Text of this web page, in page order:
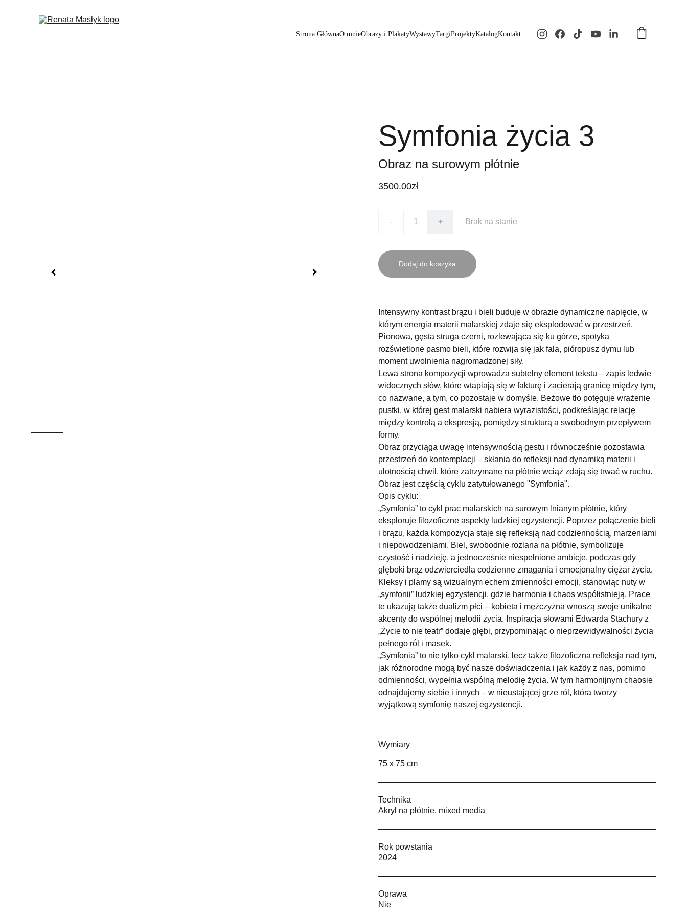
Strona GłównaO mnieObrazy i PlakatyWystawyTargiProjektyKatalogKontakt
Symfonia życia 3
Obraz na surowym płótnie
3500.00zł
- + Brak na stanie
Dodaj do koszyka
Intensywny kontrast brązu i bieli buduje w obrazie dynamiczne napięcie, w
którym energia materii malarskiej zdaje się eksplodować w przestrzeń.
Pionowa, gęsta struga czerni, rozlewająca się ku górze, spotyka
rozświetlone pasmo bieli, które rozwija się jak fala, pióropusz dymu lub
moment uwolnienia nagromadzonej siły.
Lewa strona kompozycji wprowadza subtelny element tekstu – zapis ledwie
widocznych słów, które wtapiają się w fakturę i zacierają granicę między tym,
co nazwane, a tym, co pozostaje w domyśle. Beżowe tło potęguje wrażenie
pustki, w której gest malarski nabiera wyrazistości, podkreślając relację
między kontrolą a ekspresją, pomiędzy strukturą a swobodnym przepływem
formy.
Obraz przyciąga uwagę intensywnością gestu i równocześnie pozostawia
przestrzeń do kontemplacji – skłania do refleksji nad dynamiką materii i
ulotnością chwil, które zatrzymane na płótnie wciąż zdają się trwać w ruchu.
Obraz jest częścią cyklu zatytułowanego "Symfonia".
Opis cyklu:
„Symfonia” to cykl prac malarskich na surowym lnianym płótnie, który
eksploruje filozoficzne aspekty ludzkiej egzystencji. Poprzez połączenie bieli
i brązu, każda kompozycja staje się refleksją nad codziennością, marzeniami
i niepowodzeniami. Biel, swobodnie rozlana na płótnie, symbolizuje
czystość i nadzieję, a jednocześnie niespełnione ambicje, podczas gdy
głęboki brąz odzwierciedla codzienne zmagania i emocjonalny ciężar życia.
Kleksy i plamy są wizualnym echem zmienności emocji, stanowiąc nuty w
„symfonii” ludzkiej egzystencji, gdzie harmonia i chaos współistnieją. Prace
te ukazują także dualizm płci – kobieta i mężczyzna wnoszą swoje unikalne
akcenty do wspólnej melodii życia. Inspiracja słowami Edwarda Stachury z
„Życie to nie teatr” dodaje głębi, przypominając o nieprzewidywalności życia
pełnego ról i masek.
„Symfonia” to nie tylko cykl malarski, lecz także filozoficzna refleksja nad tym,
jak różnorodne mogą być nasze doświadczenia i jak każdy z nas, pomimo
odmienności, wypełnia wspólną melodię życia. W tym harmonijnym chaosie
odnajdujemy siebie i innych – w nieustającej grze ról, która tworzy
wyjątkową symfonię naszej egzystencji.
Wymiary
75 x 75 cm
Technika
Akryl na płótnie, mixed media
Rok powstania
2024
Oprawa
Nie